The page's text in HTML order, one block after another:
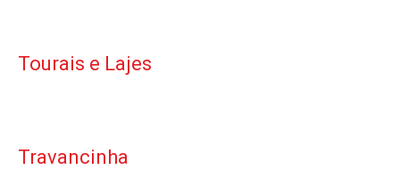
Tourais e Lajes
Travancinha